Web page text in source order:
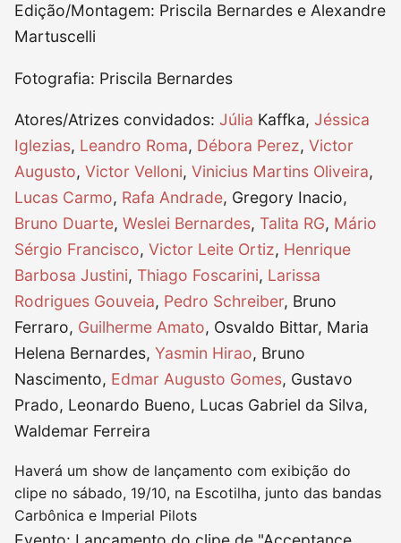
Edição/Montagem: Priscila Bernardes e Alexandre
Martuscelli
Fotografia: Priscila Bernardes
Atores/Atrizes convidados: Júlia Kaffka, Jéssica
Iglezias, Leandro Roma, Débora Perez, Victor
Augusto, Victor Velloni, Vinicius Martins Oliveira,
Lucas Carmo, Rafa Andrade, Gregory Inacio,
Bruno Duarte, Weslei Bernardes, Talita RG, Mário
Sérgio Francisco, Victor Leite Ortiz, Henrique
Barbosa Justini, Thiago Foscarini, Larissa
Rodrigues Gouveia, Pedro Schreiber, Bruno
Ferraro, Guilherme Amato, Osvaldo Bittar, Maria
Helena Bernardes, Yasmin Hirao, Bruno
Nascimento, Edmar Augusto Gomes, Gustavo
Prado, Leonardo Bueno, Lucas Gabriel da Silva,
Waldemar Ferreira
Haverá um show de lançamento com exibição do
clipe no sábado, 19/10, na Escotilha, junto das bandas
Carbônica e Imperial Pilots